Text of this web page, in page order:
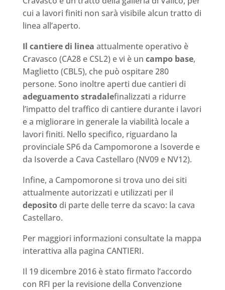
cui a lavori finiti non sarà visibile alcun tratto di
linea all’aperto.
Il cantiere di linea attualmente operativo è
Cravasco (CA28 e CSL2) e vi è un campo base,
Maglietto (CBL5), che può ospitare 280
persone. Sono inoltre aperti due cantieri di
adeguamento stradalefinalizzati a ridurre
l’impatto del traffico di cantiere durante i lavori
e a migliorare in generale la viabilità locale a
lavori finiti. Nello specifico, riguardano la
provinciale SP6 da Campomorone a Isoverde e
da Isoverde a Cava Castellaro (NV09 e NV12).
Infine, a Campomorone si trova uno dei siti
attualmente autorizzati e utilizzati per il
depositodi parte delle terre da scavo: la cava
Castellaro.
Per maggiori informazioni consultate la mappa
interattiva alla pagina CANTIERI.
Il 19 dicembre 2016 è stato firmato l’accordo
con RFI per la revisione della Convenzione